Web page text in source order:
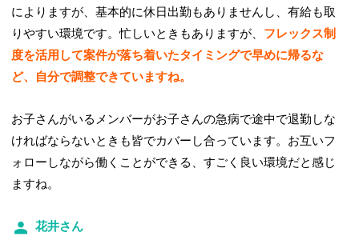
によりますが、基本的に休日出勤もありませんし、有給も取
りやすい環境です。忙しいときもありますが、 フレックス制
度を活用して案件が落ち着いたタイミングで早めに帰るな
ど、自分で調整できていますね。
お子さんがいるメンバーがお子さんの急病で途中で退勤しな
ければならないときも皆でカバーし合っています。お互いフ
ォローしながら働くことができる、すごく良い環境だと感じ
ますね。
花井さん